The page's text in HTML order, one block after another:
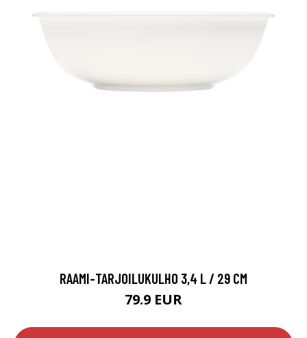
RAAMI-TARJOILUKULHO 3,4 L / 29 CM
79.9 EUR